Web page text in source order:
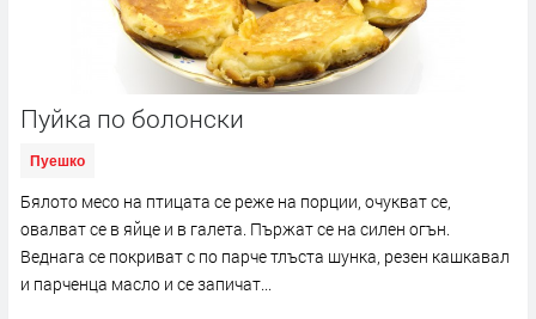
Пуйка по болонски
Пуешко
Бялото месо на птицата се реже на порции, очукват се,
овалват се в яйце и в галета. Пържат се на силен огън.
Веднага се покриват с по парче тлъста шунка, резен кашкавал
и парченца масло и се запичат...